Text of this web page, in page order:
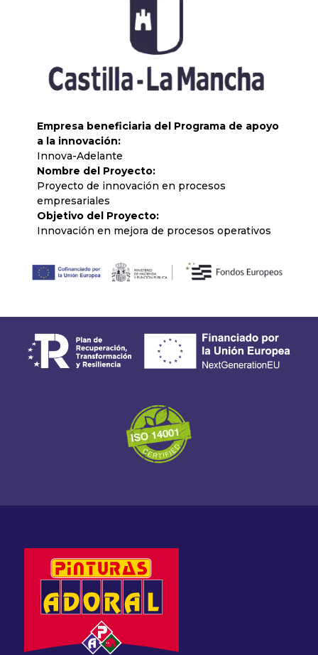
Empresa beneficiaria del Programa de apoyo
a la innovación:
Innova-Adelante
Nombre del Proyecto:
Proyecto de innovación en procesos
empresariales
Objetivo del Proyecto:
Innovación en mejora de procesos operativos